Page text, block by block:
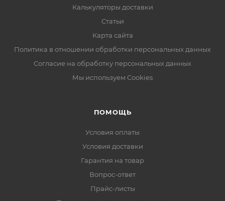
Калькуляторы доставки
Статьи
Карта сайта
Политика в отношении обработки персональных данных
Согласие на обработку персональных данных
Мы используем Cookies
ПОМОЩЬ
Условия оплаты
Условия доставки
Гарантия на товар
Вопрос-ответ
Прайс-листы